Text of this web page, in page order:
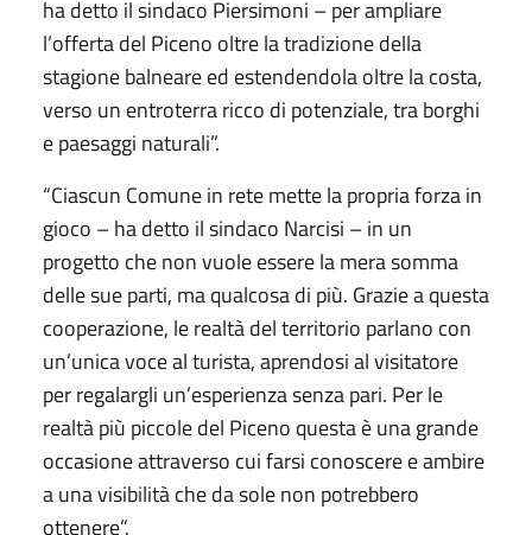
ha detto il sindaco Piersimoni – per ampliare
l’offerta del Piceno oltre la tradizione della
stagione balneare ed estendendola oltre la costa,
verso un entroterra ricco di potenziale, tra borghi
e paesaggi naturali”.
“Ciascun Comune in rete mette la propria forza in
gioco – ha detto il sindaco Narcisi – in un
progetto che non vuole essere la mera somma
delle sue parti, ma qualcosa di più. Grazie a questa
cooperazione, le realtà del territorio parlano con
un’unica voce al turista, aprendosi al visitatore
per regalargli un’esperienza senza pari. Per le
realtà più piccole del Piceno questa è una grande
occasione attraverso cui farsi conoscere e ambire
a una visibilità che da sole non potrebbero
ottenere”.